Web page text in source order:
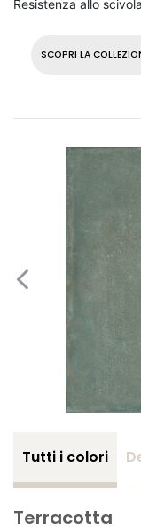
SCOPRI LA
Resistenza allo
Tutti i colori
Terracotta